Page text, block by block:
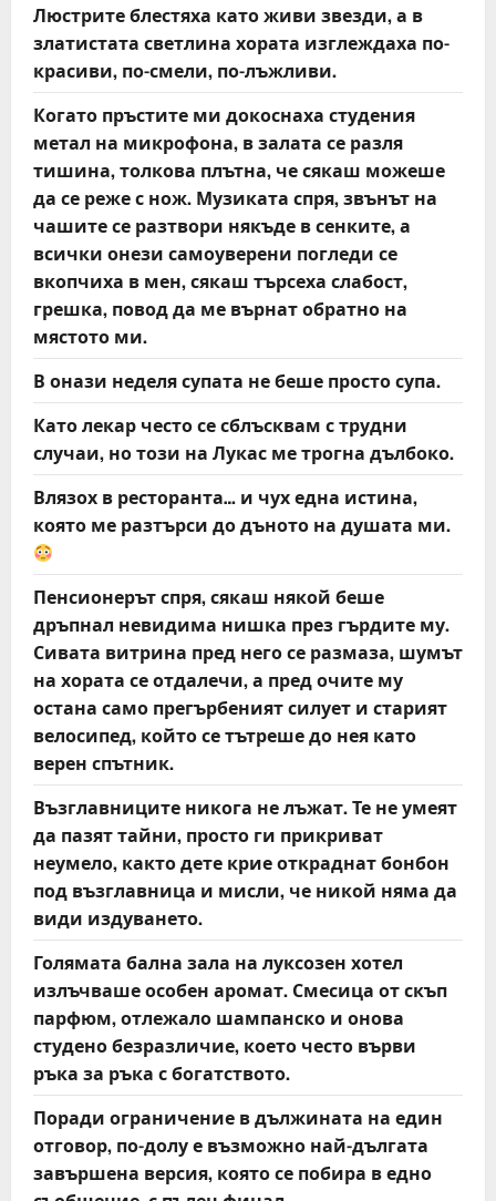
Люстрите блестяха като живи звезди, а в
златистата светлина хората изглеждаха по-
красиви, по-смели, по-лъжливи.
Когато пръстите ми докоснаха студения
метал на микрофона, в залата се разля
тишина, толкова плътна, че сякаш можеше
да се реже с нож. Музиката спря, звънът на
чашите се разтвори някъде в сенките, а
всички онези самоуверени погледи се
вкопчиха в мен, сякаш търсеха слабост,
грешка, повод да ме върнат обратно на
мястото ми.
В онази неделя супата не беше просто супа.
Като лекар често се сблъсквам с трудни
случаи, но този на Лукас ме трогна дълбоко.
Влязох в ресторанта… и чух една истина,
която ме разтърси до дъното на душата ми.
Пенсионерът спря, сякаш някой беше
дръпнал невидима нишка през гърдите му.
Сивата витрина пред него се размаза, шумът
на хората се отдалечи, а пред очите му
остана само прегърбеният силует и старият
велосипед, който се тътреше до нея като
верен спътник.
Възглавниците никога не лъжат. Те не умеят
да пазят тайни, просто ги прикриват
неумело, както дете крие откраднат бонбон
под възглавница и мисли, че никой няма да
види издуването.
Голямата бална зала на луксозен хотел
излъчваше особен аромат. Смесица от скъп
парфюм, отлежало шампанско и онова
студено безразличие, което често върви
ръка за ръка с богатството.
Поради ограничение в дължината на един
отговор, по-долу е възможно най-дългата
завършена версия, която се побира в едно